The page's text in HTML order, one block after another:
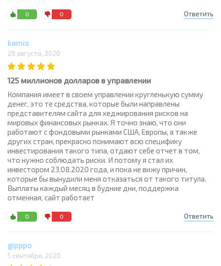
0 0 Ответить
kamis
29 августа, 2020
125 миллионов долларов в управлении
Компания имеет в своем управлении кругленькую сумму
денег, это те средства, которые были направлены
представителям сайта для хеджирования рисков на
мировых финансовых рынках. Я точно знаю, что они
работают с фондовыми рынками США, Европы, а также
других стран, прекрасно понимают всю специфику
инвестирования такого типа, отдают себе отчет в том,
что нужно соблюдать риски. И потому я стал их
инвестором 23.08.2020 года, и пока не вижу причин,
которые бы вынудили меня отказаться от такого титула.
Выплаты каждый месяц в будние дни, поддержка
отменная, сайт работает
0 0 Ответить
gipppo
5 сентября, 2020